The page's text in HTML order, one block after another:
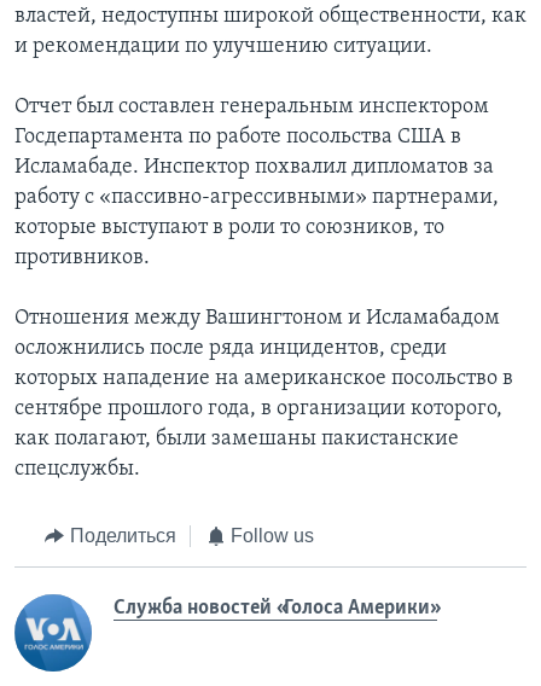
властей, недоступны широкой общественности, как
и рекомендации по улучшению ситуации.
Отчет был составлен генеральным инспектором
Госдепартамента по работе посольства США в
Исламабаде. Инспектор похвалил дипломатов за
работу с «пассивно-агрессивными» партнерами,
которые выступают в роли то союзников, то
противников.
Отношения между Вашингтоном и Исламабадом
осложнились после ряда инцидентов, среди
которых нападение на американское посольство в
сентябре прошлого года, в организации которого,
как полагают, были замешаны пакистанские
спецслужбы.
Поделиться Follow us
Служба новостей «Голоса Америки»